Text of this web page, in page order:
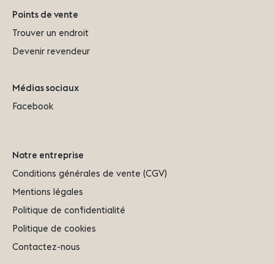
Points de vente
Trouver un endroit
Devenir revendeur
Médias sociaux
Facebook
Notre entreprise
Conditions générales de vente (CGV)
Mentions légales
Politique de confidentialité
Politique de cookies
Contactez-nous